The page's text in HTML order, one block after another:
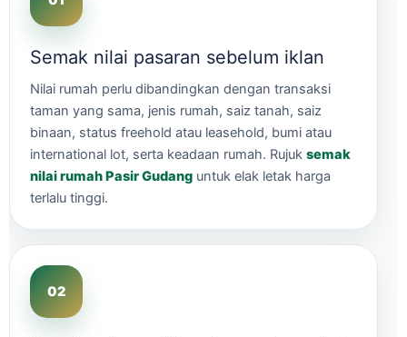
Semak nilai pasaran sebelum iklan
Nilai rumah perlu dibandingkan dengan transaksi
taman yang sama, jenis rumah, saiz tanah, saiz
binaan, status freehold atau leasehold, bumi atau
international lot, serta keadaan rumah. Rujuk semak
nilai rumah Pasir Gudang untuk elak letak harga
terlalu tinggi.